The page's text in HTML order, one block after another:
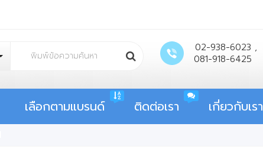
02-938-6023 ,
081-918-6425
เลือกตามแบรนด์ ติดต่อเรา เกี่ยวกับเรา